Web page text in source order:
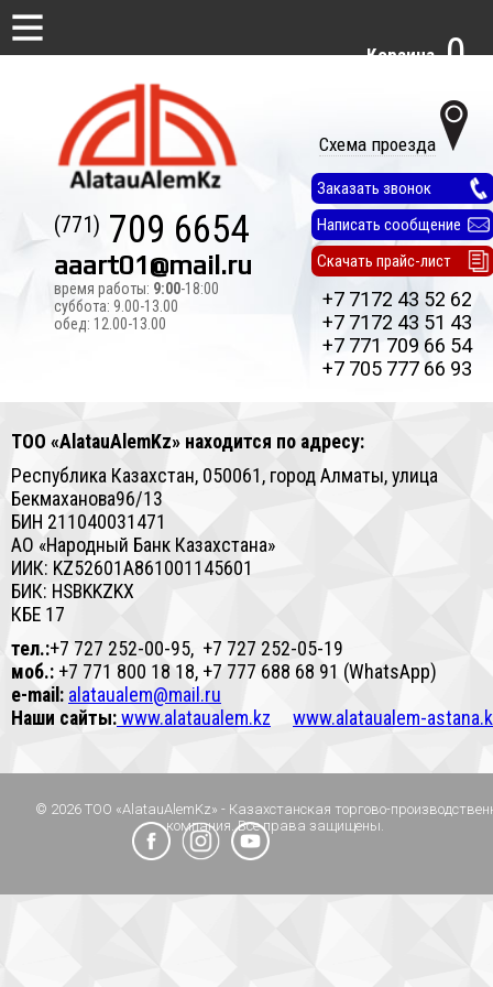
Схема проезда
(771) 709 6654
aaart01@mail.ru
время работы: 9:00-18:00
суббота: 9.00-13.00
обед: 12.00-13.00
Заказать звонок
Написать сообщение
Скачать прайс-лист
+7 7172 43 52 62
+7 7172 43 51 43
+7 771 709 66 54
+7 705 777 66 93
Корзина 0
ТОО «AlatauAlemKz» находится по адресу:
Республика Казахстан, 050061, город Алматы, улица
Бекмаханова96/13
БИН 211040031471
АО «Народный Банк Казахстана»
ИИК: KZ52601A861001145601
БИК: HSBKKZKX
КБЕ 17
тел.:+7 727 252-00-95, +7 727 252-05-19
моб.: +7 771 800 18 18, +7 777 688 68 91 (WhatsApp)
e-mail: alataualem@mail.ru
Наши сайты:www.alataualem.kz www.alataualem-
© 2026 ТОО «AlatauAlemKz» - Казахстанская торгово-
компания. Все права защищены.